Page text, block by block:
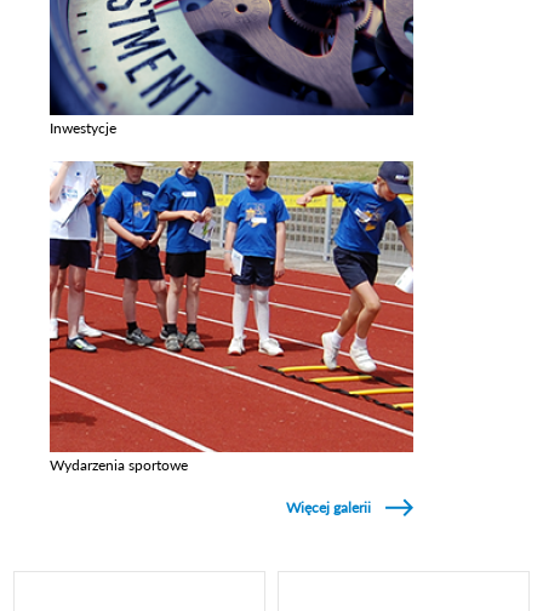
Inwestycje
Wydarzenia sportowe
Więcej galerii